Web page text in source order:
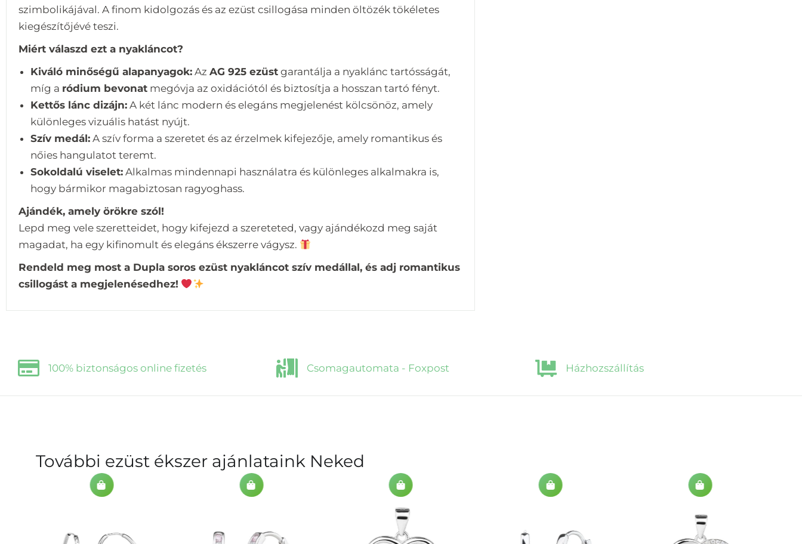
szimbolikájával. A finom kidolgozás és az ezüst csillogása minden öltözék tökéletes
kiegészítőjévé teszi.
Miért válaszd ezt a nyakláncot?
Kiváló minőségű alapanyagok: Az AG 925 ezüst garantálja a nyaklánc tartósságát,
míg a ródium bevonat megóvja az oxidációtól és biztosítja a hosszan tartó fényt.
Kettős lánc dizájn: A két lánc modern és elegáns megjelenést kölcsönöz, amely
különleges vizuális hatást nyújt.
Szív medál: A szív forma a szeretet és az érzelmek kifejezője, amely romantikus és
nőies hangulatot teremt.
Sokoldalú viselet: Alkalmas mindennapi használatra és különleges alkalmakra is,
hogy bármikor magabiztosan ragyoghass.
Ajándék, amely örökre szól!
Lepd meg vele szeretteidet, hogy kifejezd a szereteted, vagy ajándékozd meg saját
magadat, ha egy kifinomult és elegáns ékszerre vágysz.
Rendeld meg most a Dupla soros ezüst nyakláncot szív medállal, és adj romantikus
csillogást a megjelenésedhez!
100% biztonságos online fizetés Csomagautomata - Foxpost Házhozszállítás
További ezüst ékszer ajánlataink Neked